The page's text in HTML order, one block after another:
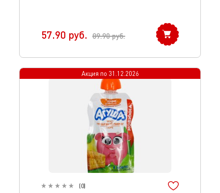
57.90 руб. 89.90руб.
Акция по 31.12.2026
(0)